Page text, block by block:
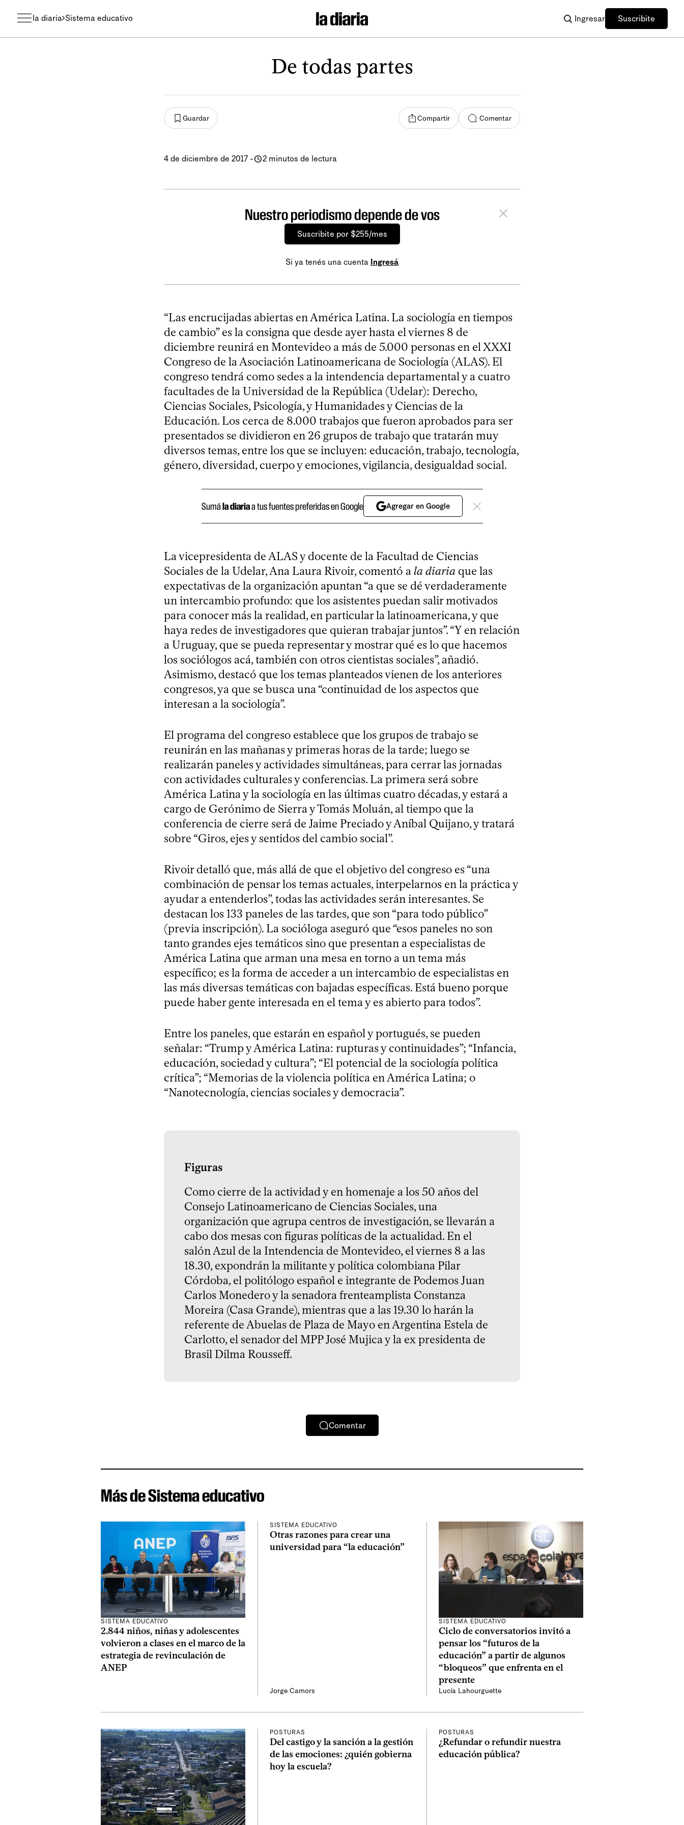
la diaria Sistema educativo Ingresar Suscribite
De todas partes
Guardar Compartir Comentar
4 de diciembre de 2017 - 2 minutos de lectura
Nuestro periodismo depende de vos
Suscribite por $255/mes
Si ya tenés una cuenta Ingresá
“Las encrucijadas abiertas en América Latina. La sociología en tiempos
de cambio” es la consigna que desde ayer hasta el viernes 8 de
diciembre reunirá en Montevideo a más de 5.000 personas en el XXXI
Congreso de la Asociación Latinoamericana de Sociología (ALAS). El
congreso tendrá como sedes a la intendencia departamental y a cuatro
facultades de la Universidad de la República (Udelar): Derecho,
Ciencias Sociales, Psicología, y Humanidades y Ciencias de la
Educación. Los cerca de 8.000 trabajos que fueron aprobados para ser
presentados se dividieron en 26 grupos de trabajo que tratarán muy
diversos temas, entre los que se incluyen: educación, trabajo, tecnología,
género, diversidad, cuerpo y emociones, vigilancia, desigualdad social.
Sumála diariaa tus fuentes preferidas en Google Agregar en Google
La vicepresidenta de ALAS y docente de la Facultad de Ciencias
Sociales de la Udelar, Ana Laura Rivoir, comentó ala diaria que las
expectativas de la organización apuntan “a que se dé verdaderamente
un intercambio profundo: que los asistentes puedan salir motivados
para conocer más la realidad, en particular la latinoamericana, y que
haya redes de investigadores que quieran trabajar juntos”. “Y en relación
a Uruguay, que se pueda representar y mostrar qué es lo que hacemos
los sociólogos acá, también con otros cientistas sociales”, añadió.
Asimismo, destacó que los temas planteados vienen de los anteriores
congresos, ya que se busca una “continuidad de los aspectos que
interesan a la sociología”.
El programa del congreso establece que los grupos de trabajo se
reunirán en las mañanas y primeras horas de la tarde; luego se
realizarán paneles y actividades simultáneas, para cerrar las jornadas
con actividades culturales y conferencias. La primera será sobre
América Latina y la sociología en las últimas cuatro décadas, y estará a
cargo de Gerónimo de Sierra y Tomás Moluán, al tiempo que la
conferencia de cierre será de Jaime Preciado y Aníbal Quijano, y tratará
sobre “Giros, ejes y sentidos del cambio social”.
Rivoir detalló que, más allá de que el objetivo del congreso es “una
combinación de pensar los temas actuales, interpelarnos en la práctica y
ayudar a entenderlos”, todas las actividades serán interesantes. Se
destacan los 133 paneles de las tardes, que son “para todo público”
(previa inscripción). La socióloga aseguró que “esos paneles no son
tanto grandes ejes temáticos sino que presentan a especialistas de
América Latina que arman una mesa en torno a un tema más
específico; es la forma de acceder a un intercambio de especialistas en
las más diversas temáticas con bajadas específicas. Está bueno porque
puede haber gente interesada en el tema y es abierto para todos”.
Entre los paneles, que estarán en español y portugués, se pueden
señalar: “Trump y América Latina: rupturas y continuidades”; “Infancia,
educación, sociedad y cultura”; “El potencial de la sociología política
crítica”; “Memorias de la violencia política en América Latina; o
“Nanotecnología, ciencias sociales y democracia”.
Figuras
Como cierre de la actividad y en homenaje a los 50 años del
Consejo Latinoamericano de Ciencias Sociales, una
organización que agrupa centros de investigación, se llevarán a
cabo dos mesas con figuras políticas de la actualidad. En el
salón Azul de la Intendencia de Montevideo, el viernes 8 a las
18.30, expondrán la militante y política colombiana Pilar
Córdoba, el politólogo español e integrante de Podemos Juan
Carlos Monedero y la senadora frenteamplista Constanza
Moreira (Casa Grande), mientras que a las 19.30 lo harán la
referente de Abuelas de Plaza de Mayo en Argentina Estela de
Carlotto, el senador del MPP José Mujica y la ex presidenta de
Brasil Dilma Rousseff.
Comentar
Más de Sistema educativo
SISTEMA EDUCATIVO
2.844 niños, niñas y adolescentes
volvieron a clases en el marco de la
estrategia de revinculación de
ANEP
SISTEMA EDUCATIVO
Otras razones para crear una
universidad para “la educación”
Jorge Camors
SISTEMA EDUCATIVO
Ciclo de conversatorios invitó a
pensar los “futuros de la
educación” a partir de algunos
“bloqueos” que enfrenta en el
presente
Lucía Lahourguette
POSTURAS
Del castigo y la sanción a la gestión
de las emociones: ¿quién gobierna
hoy la escuela?
POSTURAS
¿Refundar o refundir nuestra
educación pública?